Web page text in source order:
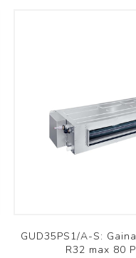
GUD35PS1/A-S:
R32 max 80